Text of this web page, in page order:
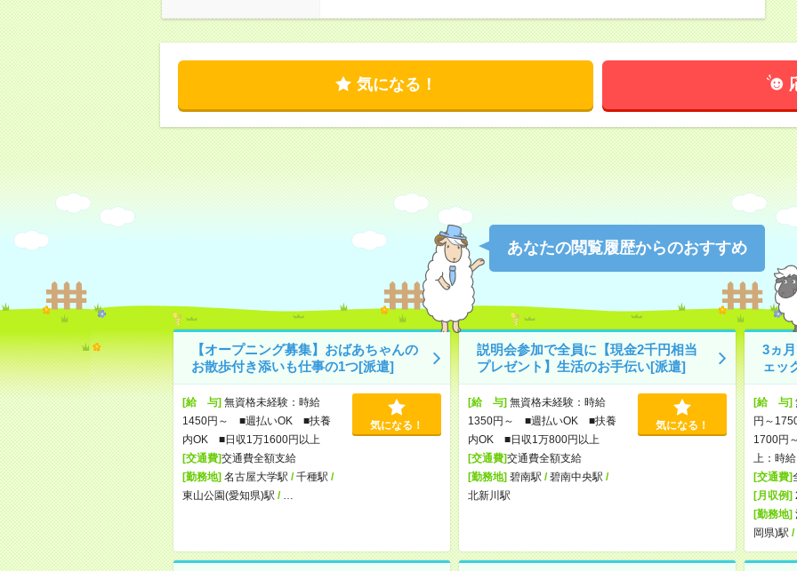
気になる！
あなたの閲覧履歴からのおすすめ
【オープニング募集】おばあちゃんの
お散歩付き添いも仕事の1つ[派遣]
[給 与]無資格未経験：時給
1450円～ ■週払いOK ■扶養
内OK ■日収1万1600円以上
[交通費]交通費全額支給
[勤務地]名古屋大学駅 /千種駅 /
東山公園(愛知県)駅 /
気になる！
説明会参加で全員に【現金2千円相当
プレゼント】生活のお手伝い[派遣]
[給 与]無資格未経験：時給
1350円～ ■週払いOK ■扶養
内OK ■日収1万800円以上
[交通費]交通費全額支給
[勤務地]碧南駅 /碧南中央駅 /
北新川駅
気になる！
3ヵ
ェッ
[給 与]
円～
1700円
上：時
[交通費]
[月収例]
[勤務地]
岡県)駅 /